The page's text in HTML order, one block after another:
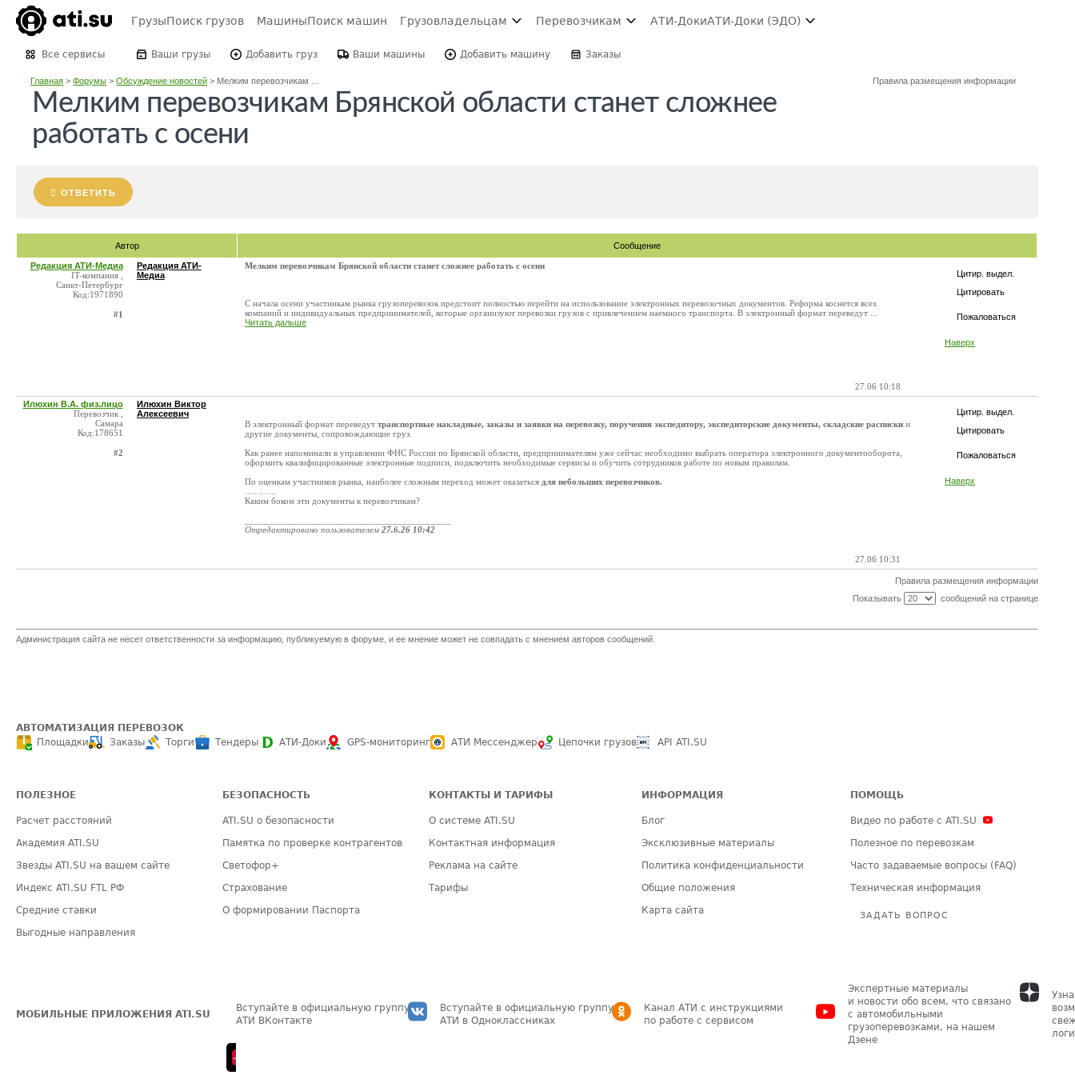
ГрузыПоиск грузов МашиныПоиск машин Грузовладельцам Перевозчикам АТИ-ДокиАТИ-Доки (ЭДО)
Все сервисы Ваши грузы Добавить груз Ваши машины Добавить машину Заказы
Главная >Форумы >Обсуждение новостей > Мелким перевозчикам ... Правила размещения информации
Мелким перевозчикам Брянской области станет сложнее
работать с осени
ОТВЕТИТЬ
Автор Сообщение
Цитир. выдел.
Цитировать
Пожаловаться
Наверх
Редакция АТИ-Медиа
IT-компания ,
Санкт-Петербург
Код:1971890
#1
Редакция АТИ-
Медиа
Мелким перевозчикам Брянской области станет сложнее работать с осени
С начала осени участникам рынка грузоперевозок предстоит полностью перейти на использование электронных перевозочных документов. Реформа коснется всех
компаний и индивидуальных предпринимателей, которые организуют перевозки грузов с привлечением наемного транспорта. В электронный формат переведут ...
Читать дальше
27.06 10:18
Цитир. выдел.
Цитировать
Пожаловаться
Наверх
Илюхин В.А. физ.лицо
Перевозчик ,
Самара
Код:178651
#2
Илюхин Виктор
Алексеевич
В электронный формат переведут транспортные накладные, заказы и заявки на перевозку, поручения экспедитору, экспедиторские документы, складские расписки и
другие документы, сопровождающие груз.
Как ранее напоминали в управлении ФНС России по Брянской области, предпринимателям уже сейчас необходимо выбрать оператора электронного документооборота,
оформить квалифицированные электронные подписи, подключить необходимые сервисы и обучить сотрудников работе по новым правилам.
По оценкам участников рынка, наиболее сложным переход может оказаться для небольших перевозчиков.
Каким боком эти документы к перевозчикам?
Отредактировано пользователем 27.6.26 10:42
27.06 10:31
Правила размещения информации
Показывать
сообщений на странице
Администрация сайта не несет ответственности за информацию, публикуемую в форуме, и ее мнение может не совпадать с мнением авторов сообщений.
АВТОМАТИЗАЦИЯ ПЕРЕВОЗОК
Площадки
Заказы Торги Тендеры АТИ-Доки GPS-мониторинг АТИ Мессенджер Цепочки грузов API ATI.SU
ПОЛЕЗНОЕ
Расчет расстояний
Академия ATI.SU
Звезды ATI.SU на вашем сайте
Индекс ATI.SU FTL РФ
Средние ставки
Выгодные направления
БЕЗОПАСНОСТЬ
ATI.SU о безопасности
Памятка по проверке контрагентов
Светофор+
Страхование
О формировании Паспорта
КОНТАКТЫ И ТАРИФЫ
О системе ATI.SU
Контактная информация
Реклама на сайте
Тарифы
ИНФОРМАЦИЯ
Блог
Эксклюзивные материалы
Политика конфиденциальности
Общие положения
Карта сайта
ПОМОЩЬ
Видео по работе с ATI.SU
Полезное по перевозкам
Часто задаваемые вопросы (FAQ)
Техническая информация
ЗАДАТЬ ВОПРОС
МОБИЛЬНЫЕ ПРИЛОЖЕНИЯ ATI.SU
Вступайте в официальную группу
АТИ ВКонтакте
Вступайте в официальную группу
АТИ в Одноклассниках
Канал АТИ с инструкциями
по работе с сервисом
Экспертные материалы
и новости обо всем, что связано
с автомобильными
грузоперевозками, на нашем
Дзене